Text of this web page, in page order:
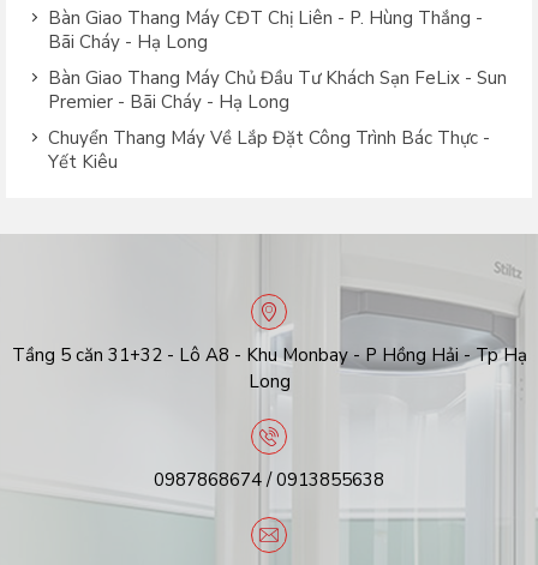
Bàn Giao Thang Máy CĐT Chị Liên - P. Hùng Thắng -
Bãi Cháy - Hạ Long
Bàn Giao Thang Máy Chủ Đầu Tư Khách Sạn FeLix - Sun
Premier - Bãi Cháy - Hạ Long
Chuyển Thang Máy Về Lắp Đặt Công Trình Bác Thực -
Yết Kiêu
Tầng 5 căn 31+32 - Lô A8 - Khu Monbay - P Hồng Hải - Tp Hạ
Long
0987868674 / 0913855638